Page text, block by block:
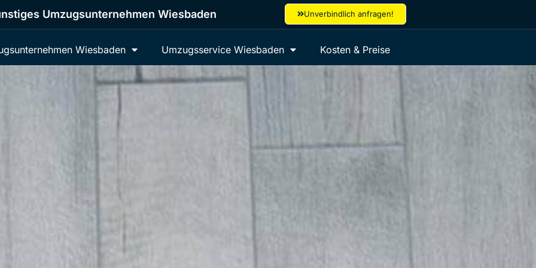
Umzugsunternehmen Wiesbaden Unverbindlich anfragen!
Wiesbaden Umzugsservice Wiesbaden Kosten & Preise